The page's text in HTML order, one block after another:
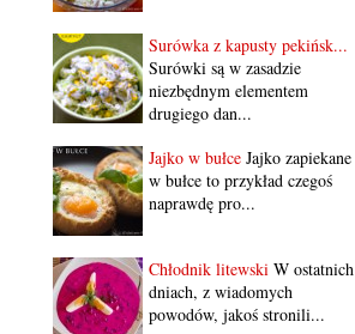
Surówka z kapusty pekińsk...
Surówki są w zasadzie
niezbędnym elementem
drugiego dan...
Jajko w bułce Jajko zapiekane
w bułce to przykład czegoś
naprawdę pro...
Chłodnik litewski W ostatnich
dniach, z wiadomych
powodów, jakoś stronili...